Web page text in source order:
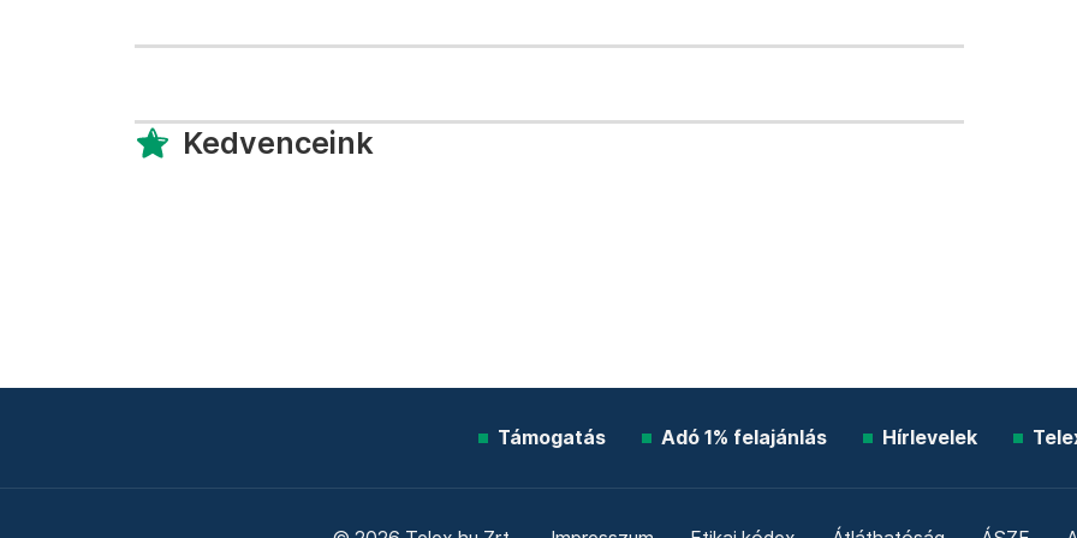
Kedvenceink
Támogatás Adó 1% felajánlás Hírlevelek